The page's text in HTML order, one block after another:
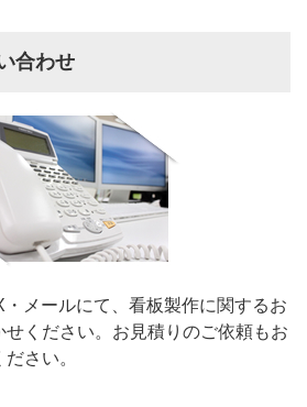
合わせ
・メールにて、看板製作に関するお
ください。お見積りのご依頼もお
さい。